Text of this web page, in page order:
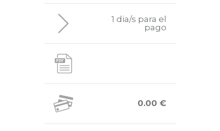
1 dia/s para el
pago
0.00 €